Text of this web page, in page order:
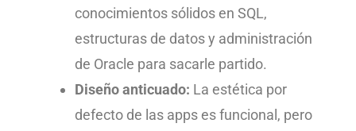
conocimientos sólidos en SQL,
estructuras de datos y administración
de Oracle para sacarle partido.
Diseño anticuado: La estética por
defecto de las apps es funcional, pero